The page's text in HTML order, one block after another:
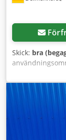
Skick: bra
Volym: 2000 L
Plast
Arbetstryck
Ytterdiameter:
Totalhöjd:
1470 mm Total